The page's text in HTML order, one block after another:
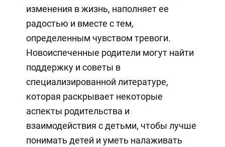
изменения в жизнь, наполняет ее
радостью и вместе с тем,
определенным чувством тревоги.
Новоиспеченные родители могут найти
поддержку и советы в
специализированной литературе,
которая раскрывает некоторые
аспекты родительства и
взаимодействия с детьми, чтобы лучше
понимать детей и уметь налаживать